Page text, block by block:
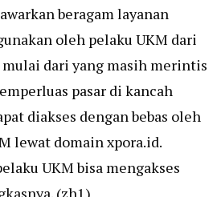
beragam layanan
oleh pelaku UKM dari
dari yang masih merintis
pasar di kancah
diakses dengan bebas oleh
lewat domainxpora.id.
UKM bisa mengakses
(zh1)